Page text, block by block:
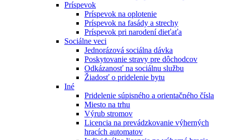
Príspevok
Príspevok na oplotenie
Príspevok na fasády a strechy
Príspevok pri narodení dieťaťa
Sociálne veci
Jednorázová sociálna dávka
Poskytovanie stravy pre dôchodcov
Odkázanosť na sociálnu službu
Žiadosť o pridelenie bytu
Iné
Pridelenie súpisného a orientačného čísla
Miesto na trhu
Výrub stromov
Licencia na prevádzkovanie výherných
hracích automatov